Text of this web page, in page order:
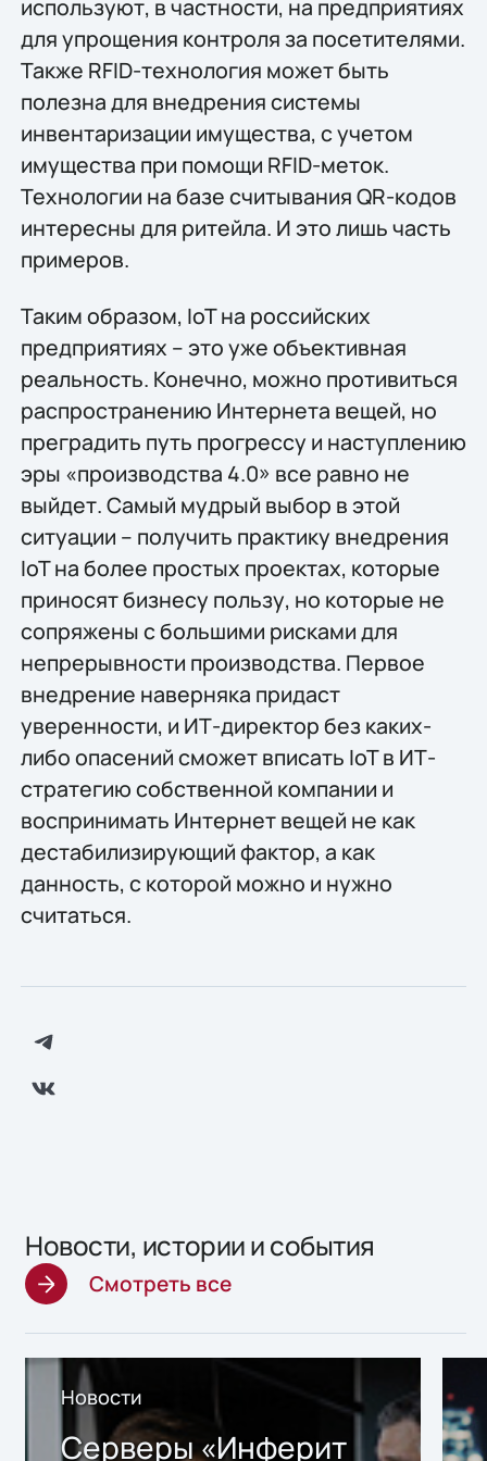
используют, в частности, на предприятиях
для упрощения контроля за посетителями.
Также RFID-технология может быть
полезна для внедрения системы
инвентаризации имущества, с учетом
имущества при помощи RFID-меток.
Технологии на базе считывания QR-кодов
интересны для ритейла. И это лишь часть
примеров.
Таким образом, IoT на российских
предприятиях – это уже объективная
реальность. Конечно, можно противиться
распространению Интернета вещей, но
преградить путь прогрессу и наступлению
эры «производства 4.0» все равно не
выйдет. Самый мудрый выбор в этой
ситуации – получить практику внедрения
IoT на более простых проектах, которые
приносят бизнесу пользу, но которые не
сопряжены с большими рисками для
непрерывности производства. Первое
внедрение наверняка придаст
уверенности, и ИТ-директор без каких-
либо опасений сможет вписать IoT в ИТ-
стратегию собственной компании и
воспринимать Интернет вещей не как
дестабилизирующий фактор, а как
данность, с которой можно и нужно
считаться.
Новости, истории и события
Смотреть все
Новости
Серверы «Инферит